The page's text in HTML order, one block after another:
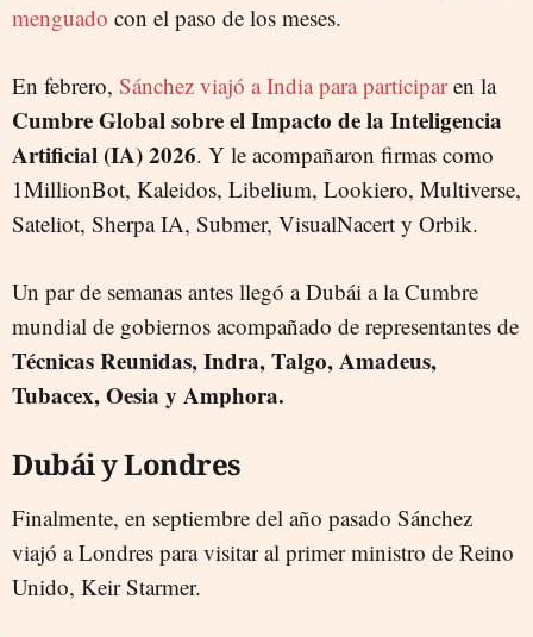
menguado con el paso de los meses.
En febrero, Sánchez viajó a India para participaren la
Cumbre Global sobre el Impacto de la Inteligencia
Artificial (IA) 2026. Y le acompañaron firmas como
1MillionBot, Kaleidos, Libelium, Lookiero, Multiverse,
Sateliot, Sherpa IA, Submer, VisualNacert y Orbik.
Un par de semanas antes llegó a Dubái a la Cumbre
mundial de gobiernos acompañado de representantes de
Técnicas Reunidas, Indra, Talgo, Amadeus,
Tubacex, Oesia y Amphora.
Dubái y Londres
Finalmente, en septiembre del año pasado Sánchez
viajó a Londres para visitar al primer ministro de Reino
Unido, Keir Starmer.